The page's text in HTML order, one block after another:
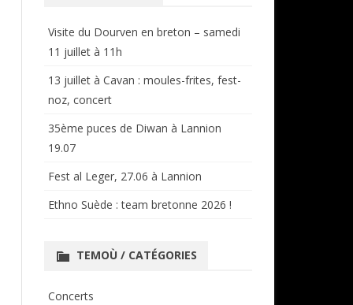
Visite du Dourven en breton – samedi
11 juillet à 11h
13 juillet à Cavan : moules-frites, fest-
noz, concert
35ème puces de Diwan à Lannion
19.07
Fest al Leger, 27.06 à Lannion
Ethno Suède : team bretonne 2026 !
TEMOÙ / CATÉGORIES
Concerts